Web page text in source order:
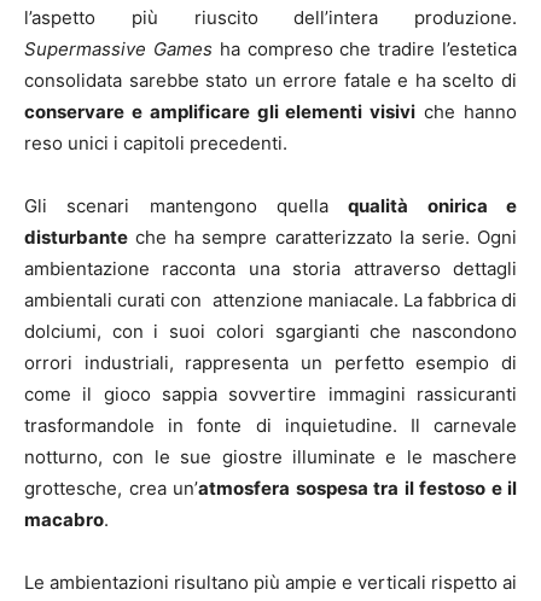
l’aspetto più riuscito dell’intera produzione.
Supermassive Games ha compreso che tradire l’estetica
consolidata sarebbe stato un errore fatale e ha scelto di
conservare e amplificare gli elementi visivi che hanno
reso unici i capitoli precedenti.
Gli scenari mantengono quellaqualità onirica e
disturbante che ha sempre caratterizzato la serie. Ogni
ambientazione racconta una storia attraverso dettagli
ambientali curati con attenzione maniacale. La fabbrica di
dolciumi, con i suoi colori sgargianti che nascondono
orrori industriali, rappresenta un perfetto esempio di
come il gioco sappia sovvertire immagini rassicuranti
trasformandole in fonte di inquietudine. Il carnevale
notturno, con le sue giostre illuminate e le maschere
grottesche, crea un’atmosfera sospesa tra il festoso e il
macabro.
Le ambientazioni risultano più ampie e verticali rispetto ai